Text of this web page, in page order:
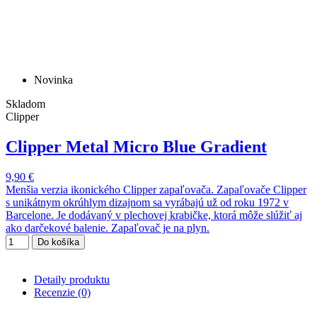
Novinka
Skladom
Clipper
Clipper Metal Micro Blue Gradient
9,90 €
Menšia verzia ikonického Clipper zapaľovača. Zapaľovače Clipper
s unikátnym okrúhlym dizajnom sa vyrábajú už od roku 1972 v
Barcelone. Je dodávaný v plechovej krabičke, ktorá môže slúžiť aj
ako darčekové balenie. Zapaľovač je na plyn.
Do košíka
Detaily produktu
Recenzie (0)